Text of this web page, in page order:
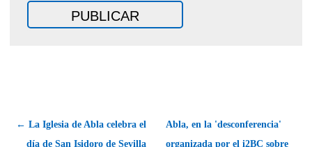
← La Iglesia de Abla celebra el
día de San Isidoro de Sevilla
Abla, en la 'desconferencia'
organizada por el i2BC sobre